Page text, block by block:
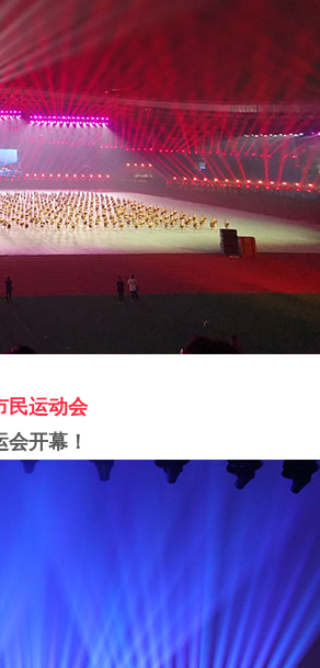
民运动会
开幕！